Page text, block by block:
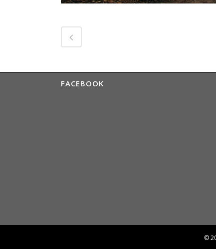
FACEBOOK
©